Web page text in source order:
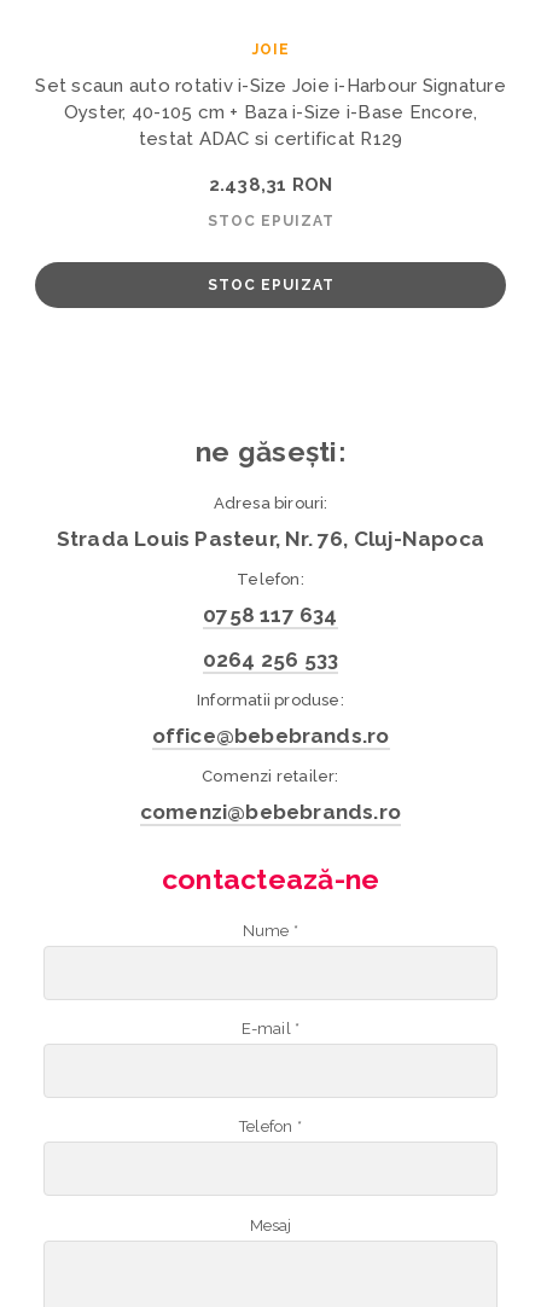
JOIE
Set scaun auto rotativ i-Size Joie i-Harbour Signature
Oyster, 40-105 cm + Baza i-Size i-Base Encore,
testat ADAC si certificat R129
2.438,31 RON
STOC EPUIZAT
STOC EPUIZAT
ne găsești:
Adresa birouri:
Strada Louis Pasteur, Nr. 76, Cluj-Napoca
Telefon:
0758 117 634
0264 256 533
Informatii produse:
office@bebebrands.ro
Comenzi retailer:
comenzi@bebebrands.ro
contactează-ne
Nume *
E-mail *
Telefon *
Mesaj